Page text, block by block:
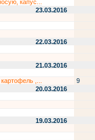
капус...
23.03.2016
22.03.2016
21.03.2016
,...
9
20.03.2016
19.03.2016